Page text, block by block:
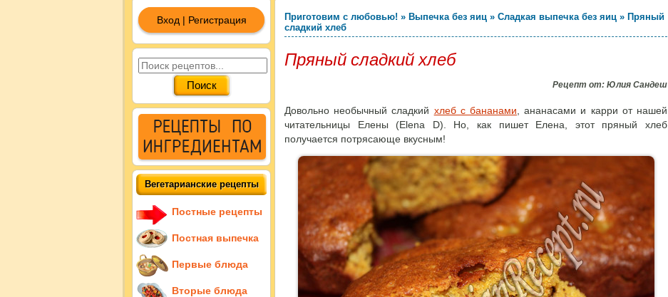
Приготовим с любовью! » Выпечка без яиц » Сладкая выпечка без яиц » Пряный
сладкий хлеб
Пряный сладкий хлеб
Рецепт от: Юлия Сандеш
Довольно необычный сладкий хлеб с бананами , ананасами и карри от нашей
читательницы Елены (Elena D). Но, как пишет Елена, этот пряный хлеб
получается потрясающе вкусным!
Вход | Регистрация
Вегетарианские рецепты
Постные рецепты
Постная выпечка
Первые блюда
Вторые блюда